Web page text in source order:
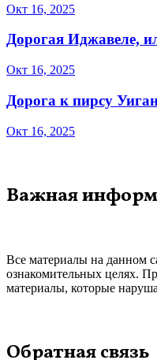
Окт 16, 2025
Дорогая Иджавеле,
Окт 16, 2025
Дорога к пирсу
Окт 16, 2025
Важная
Все материалы на данном
ознакомительных целях.
материалы, которые
Обратная связь